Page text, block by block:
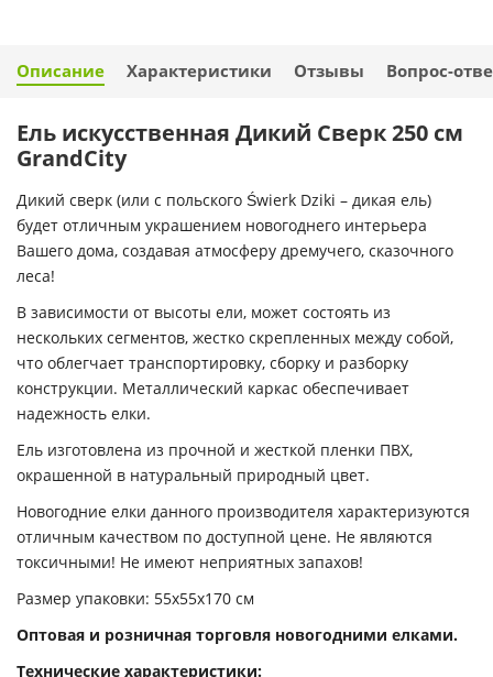
Описание Характеристики Отзывы Вопрос-
Ель искусственная Дикий Сверк 250 см
GrandCity
Дикий сверк (или с польского Świerk Dziki – дикая ель)
будет отличным украшением новогоднего интерьера
Вашего дома, создавая атмосферу дремучего, сказочного
леса!
В зависимости от высоты ели, может состоять из
нескольких сегментов, жестко скрепленных между собой,
что облегчает транспортировку, сборку и разборку
конструкции. Металлический каркас обеспечивает
надежность елки.
Ель изготовлена из прочной и жесткой пленки ПВХ,
окрашенной в натуральный природный цвет.
Новогодние елки данного производителя характеризуются
отличным качеством по доступной цене. Не являются
токсичными! Не имеют неприятных запахов!
Размер упаковки: 55х55х170 см
Оптовая и розничная торговля новогодними елками.
Технические характеристики: